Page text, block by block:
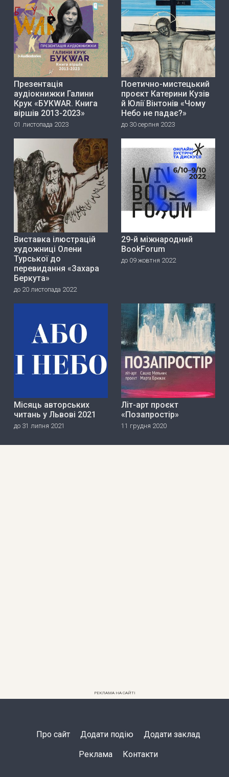
Презентація
аудіокнижки Галини
Крук «БУКWAR. Книга
віршів 2013-2023»
01 листопада 2023
Поетично-мистецький
проєкт Катерини Кузів
й Юлії Вінтонів «Чому
Небо не падає?»
до 30 серпня 2023
Виставка ілюстрацій
художниці Олени
Турської до
перевидання «Захара
Беркута»
до 20 листопада 2022
29-й міжнародний
BookForum
до 09 жовтня 2022
Місяць авторських
читань у Львові 2021
до 31 липня 2021
Літ-арт проєкт
«Позапростір»
11 грудня 2020
РЕКЛАМА НА САЙТІ
Про сайт Додати подію Додати заклад
Реклама Контакти